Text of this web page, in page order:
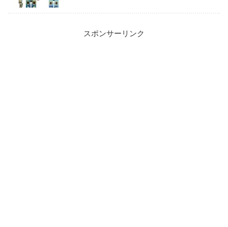
スポンサーリンク